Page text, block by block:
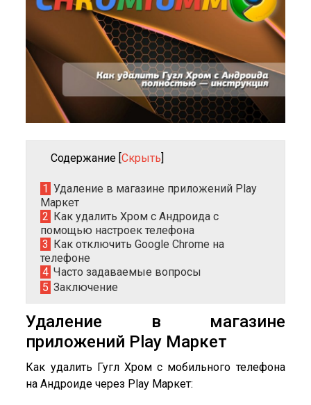
Содержание [Скрыть
1 Удаление в магазине приложений Play
Маркет
2 Как удалить Хром с Андроида с
помощью настроек телефона
3
Как отключить Google Chrome на
телефоне
4 Часто задаваемые вопросы
5 Заключение
Удаление в магазине
приложений Play Маркет
Как удалить Гугл Хром с мобильного телефона
на Андроиде через Play Маркет: